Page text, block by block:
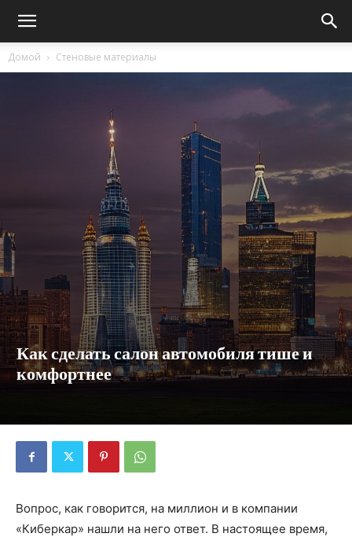
Домой Стеновые материалы
Как сделать салон автомобиля тише и
комфортнее
Вопрос, как говорится, на миллион и в компании
«Киберкар» нашли на него ответ. В настоящее время,